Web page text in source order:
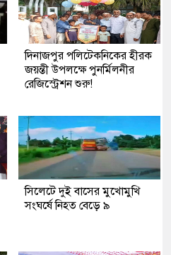
দিনাজপুর পলিটেকনিকের হীরক
জয়ন্তী উপলক্ষে পুনর্মিলনীর
রেজিস্ট্রেশন শুরু!
সিলেটে দুই বাসের মুখোমুখি
সংঘর্ষে নিহত বেড়ে ৯